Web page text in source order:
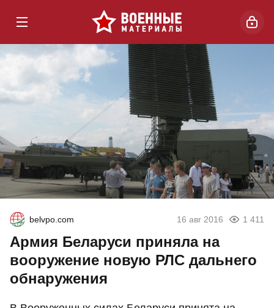
belvpo.com 16 авг 2016 1 411
Армия Беларуси приняла на
вооружение новую РЛС дальнего
обнаружения